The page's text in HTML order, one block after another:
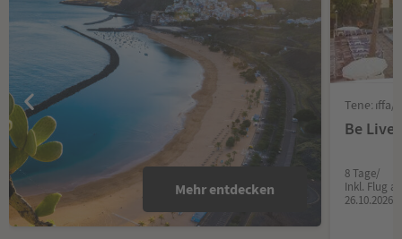
Mehr entdecken
Teneriffa/
Be
8 Tage/
Inkl. Flug
26.10.2026